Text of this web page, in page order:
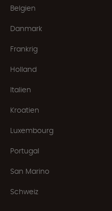
Belgien
Danmark
Frankrig
Holland
Italien
Kroatien
Luxembourg
Portugal
San Marino
Schweiz